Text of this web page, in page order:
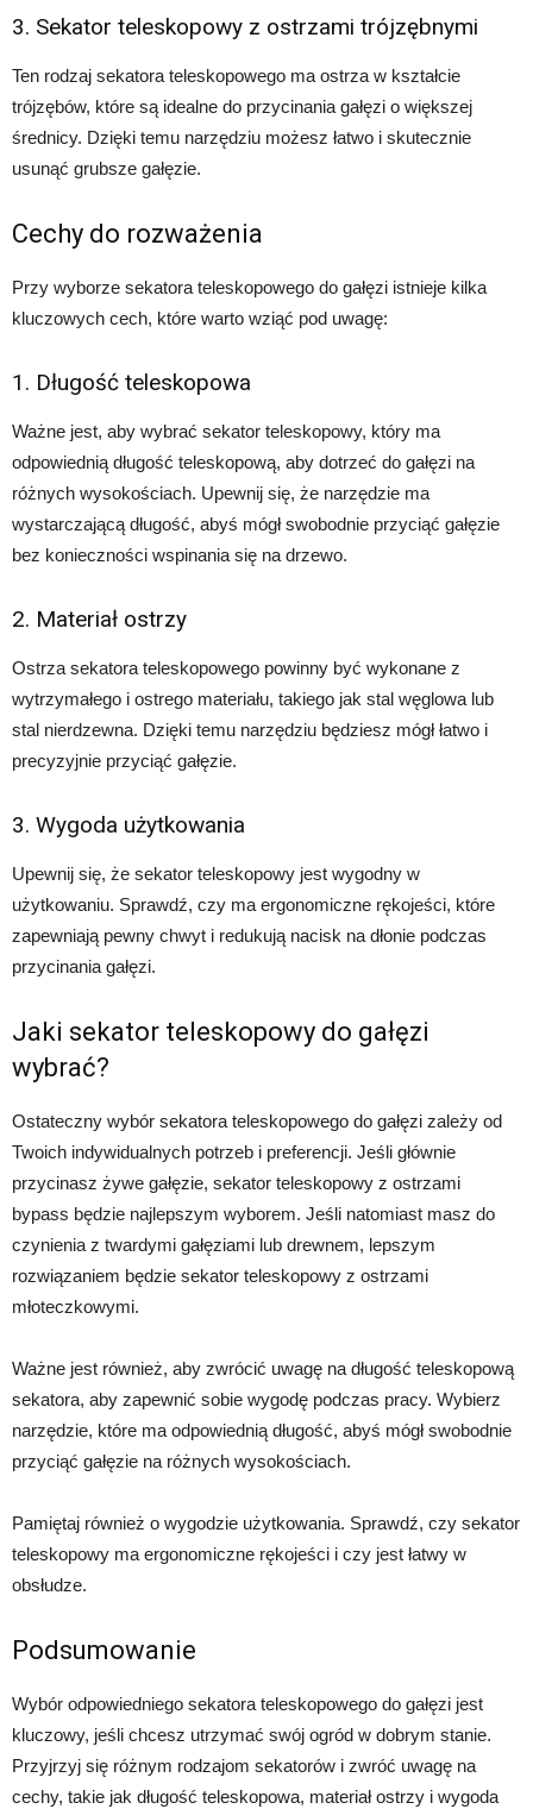
3. Sekator teleskopowy z ostrzami trójzębnymi
Ten rodzaj sekatora teleskopowego ma ostrza w kształcie
trójzębów, które są idealne do przycinania gałęzi o większej
średnicy. Dzięki temu narzędziu możesz łatwo i skutecznie
usunąć grubsze gałęzie.
Cechy do rozważenia
Przy wyborze sekatora teleskopowego do gałęzi istnieje kilka
kluczowych cech, które warto wziąć pod uwagę:
1. Długość teleskopowa
Ważne jest, aby wybrać sekator teleskopowy, który ma
odpowiednią długość teleskopową, aby dotrzeć do gałęzi na
różnych wysokościach. Upewnij się, że narzędzie ma
wystarczającą długość, abyś mógł swobodnie przyciąć gałęzie
bez konieczności wspinania się na drzewo.
2. Materiał ostrzy
Ostrza sekatora teleskopowego powinny być wykonane z
wytrzymałego i ostrego materiału, takiego jak stal węglowa lub
stal nierdzewna. Dzięki temu narzędziu będziesz mógł łatwo i
precyzyjnie przyciąć gałęzie.
3. Wygoda użytkowania
Upewnij się, że sekator teleskopowy jest wygodny w
użytkowaniu. Sprawdź, czy ma ergonomiczne rękojeści, które
zapewniają pewny chwyt i redukują nacisk na dłonie podczas
przycinania gałęzi.
Jaki sekator teleskopowy do gałęzi
wybrać?
Ostateczny wybór sekatora teleskopowego do gałęzi zależy od
Twoich indywidualnych potrzeb i preferencji. Jeśli głównie
przycinasz żywe gałęzie, sekator teleskopowy z ostrzami
bypass będzie najlepszym wyborem. Jeśli natomiast masz do
czynienia z twardymi gałęziami lub drewnem, lepszym
rozwiązaniem będzie sekator teleskopowy z ostrzami
młoteczkowymi.
Ważne jest również, aby zwrócić uwagę na długość teleskopową
sekatora, aby zapewnić sobie wygodę podczas pracy. Wybierz
narzędzie, które ma odpowiednią długość, abyś mógł swobodnie
przyciąć gałęzie na różnych wysokościach.
Pamiętaj również o wygodzie użytkowania. Sprawdź, czy sekator
teleskopowy ma ergonomiczne rękojeści i czy jest łatwy w
obsłudze.
Podsumowanie
Wybór odpowiedniego sekatora teleskopowego do gałęzi jest
kluczowy, jeśli chcesz utrzymać swój ogród w dobrym stanie.
Przyjrzyj się różnym rodzajom sekatorów i zwróć uwagę na
cechy, takie jak długość teleskopowa, materiał ostrzy i wygoda